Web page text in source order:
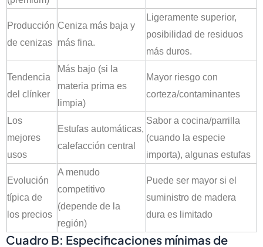
Producción
de cenizas
Ceniza más baja y
más fina.
Ligeramente superior,
posibilidad de residuos
más duros.
Tendencia
del clínker
Más bajo (si la
materia prima es
limpia)
Mayor riesgo con
corteza/contaminantes
Los
mejores
usos
Estufas automáticas,
calefacción central
Sabor a cocina/parrilla
(cuando la especie
importa), algunas estufas
Evolución
típica de
los precios
A menudo
competitivo
(depende de la
región)
Puede ser mayor si el
suministro de madera
dura es limitado
Cuadro B: Especificaciones mínimas de